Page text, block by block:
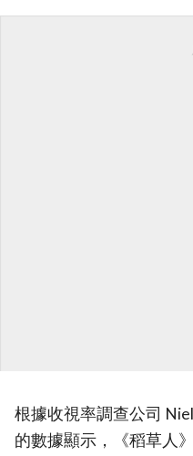
根據收視率調查公司
的數據顯示，《稻草人